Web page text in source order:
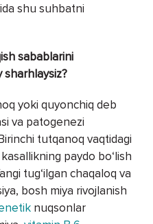
shu suhbatni
sabablarini
sharhlaysiz?
yoki quyonchiq deb
va patogenezi
tutqanoq vaqtidagi
paydo bo‘lish
tug‘ilgan chaqaloq va
bosh miya rivojlanish
nuqsonlar